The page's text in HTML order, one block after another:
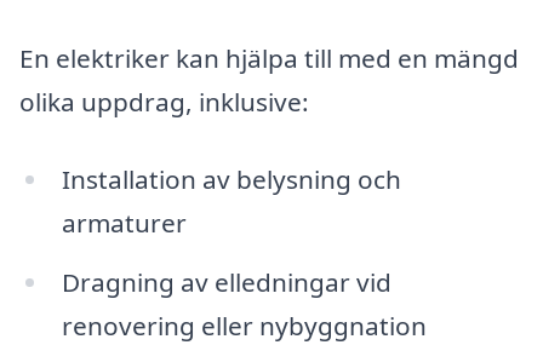
En elektriker kan hjälpa till med en mängd
olika uppdrag, inklusive:
Installation av belysning och
armaturer
Dragning av elledningar vid
renovering eller nybyggnation